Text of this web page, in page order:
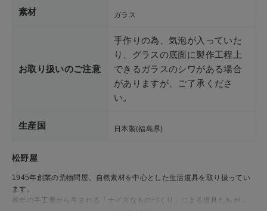
素材 ガラス
お取り扱いのご注意
手作りの為、気泡が入っていた
り、グラスの底面に製作工程上
できるガラスのシワがある場合
がありますが、ご了承くださ
い。
生産国 日本製(福島県)
松野屋
1945年創業の荒物問屋。自然素材を中心とした生活道具を取り扱ってい
ます。
長年の手工業から生まれる「ナイスなものづくり」による道具たちが、